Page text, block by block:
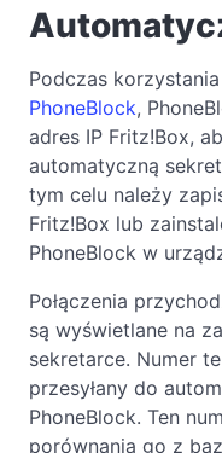
Podczas
PhoneBlock,
adres IP Fritz!Box,
automatyczną
tym celu należy
Fritz!Box lub
PhoneBlock w
Połączenia
są wyświetlane na
sekretarce. Numer
przesyłany do
PhoneBlock. Ten
porównania go z